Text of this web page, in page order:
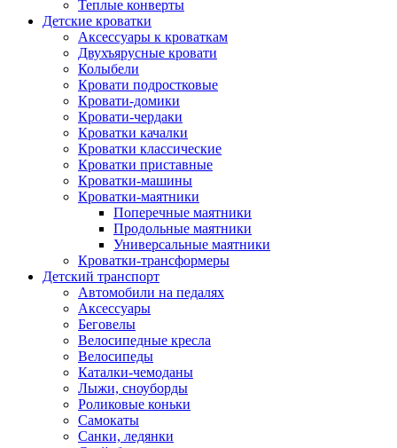
Теплые конверты
Детские кроватки
Аксессуары к кроваткам
Двухъярусные кровати
Колыбели
Кровати подростковые
Кровати-домики
Кровати-чердаки
Кроватки качалки
Кроватки классические
Кроватки приставные
Кроватки-машины
Кроватки-маятники
Поперечные маятники
Продольные маятники
Универсальные маятники
Кроватки-трансформеры
Детский транспорт
Автомобили на педалях
Аксессуары
Беговелы
Велосипедные кресла
Велосипеды
Каталки-чемоданы
Лыжи, сноуборды
Роликовые коньки
Самокаты
Санки, ледянки